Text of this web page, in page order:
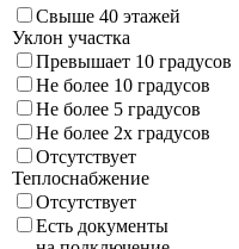
Свыше 40 этажей
Уклон участка
Превышает 10 градусов
Не более 10 градусов
Не более 5 градусов
Не более 2х градусов
Отсутствует
Теплоснабжение
Отсутствует
Есть документы